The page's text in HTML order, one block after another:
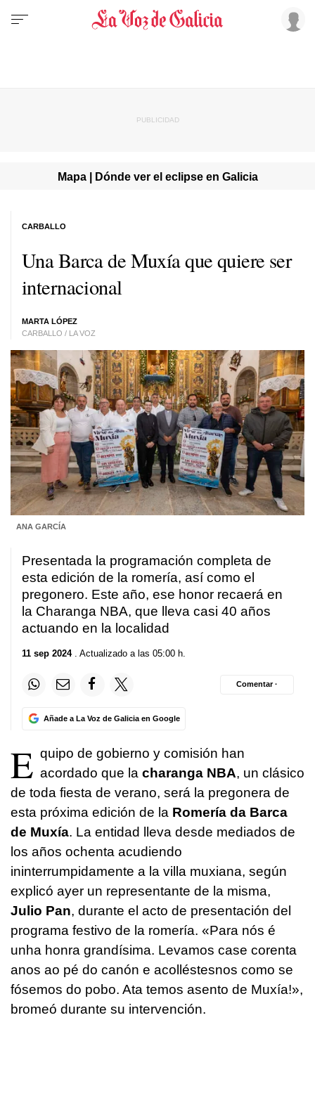
Mapa | Dónde ver el eclipse en Galicia
Una Barca de Muxía que quiere ser
internacional
MARTA LÓPEZ
CARBALLO / LA VOZ
CARBALLO
ANA GARCÍA
Presentada la programación completa de
esta edición de la romería, así como el
pregonero. Este año, ese honor recaerá en
la Charanga NBA, que lleva casi 40 años
actuando en la localidad
11 sep 2024. Actualizado a las 05:00 h.
Añade a La Voz de Galicia en Google
Comentar ·
E quipo de gobierno y comisión han
acordado que la charanga NBA, un clásico
de toda fiesta de verano, será la pregonera de
esta próxima edición de la Romería da Barca
de Muxía. La entidad lleva desde mediados de
los años ochenta acudiendo
ininterrumpidamente a la villa muxiana, según
explicó ayer un representante de la misma,
Julio Pan, durante el acto de presentación del
programa festivo de la romería. «Para nós é
unha honra grandísima. Levamos case corenta
anos ao pé do canón e acolléstesnos como se
fósemos do pobo. Ata temos asento de Muxía!»,
bromeó durante su intervención.